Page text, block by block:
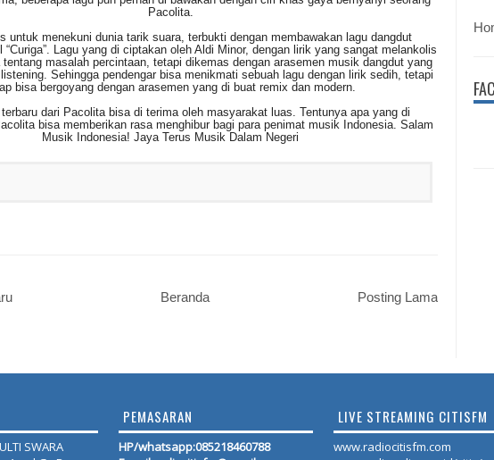
Pacolita.
untuk menekuni dunia tarik suara, terbukti dengan membawakan lagu dangdut
“Curiga”. Lagu yang di ciptakan oleh Aldi Minor, dengan lirik yang sangat melankolis
masalah percintaan, tetapi dikemas dengan arasemen musik dangdut yang
Sehingga pendengar bisa menikmati sebuah lagu dengan lirik sedih, tetapi
bisa bergoyang dengan arasemen yang di buat remix dan modern.
dari Pacolita bisa di terima oleh masyarakat luas. Tentunya apa yang di
bisa memberikan rasa menghibur bagi para penimat musik Indonesia. Salam
Musik Indonesia! Jaya Terus Musik Dalam Negeri
Posting Lama
Beranda
SWARA
PEMASARAN
HP/whatsapp:085218460788
LIVE STREAMING CITISFM
www.radiocitisfm.com